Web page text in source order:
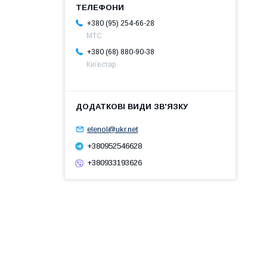
+380 (95) 254-66-28
МТС
+380 (68) 880-90-38
Київстар
elenol@ukr.net
+380952546628
+380933193626